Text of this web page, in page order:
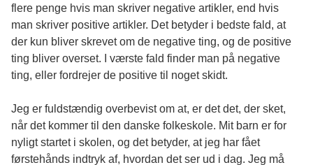
flere penge hvis man skriver negative artikler, end hvis
man skriver positive artikler. Det betyder i bedste fald, at
der kun bliver skrevet om de negative ting, og de positive
ting bliver overset. I værste fald finder man på negative
ting, eller fordrejer de positive til noget skidt.
Jeg er fuldstændig overbevist om at, er det det, der sket,
når det kommer til den danske folkeskole. Mit barn er for
nyligt startet i skolen, og det betyder, at jeg har fået
førstehånds indtryk af, hvordan det ser ud i dag. Jeg må